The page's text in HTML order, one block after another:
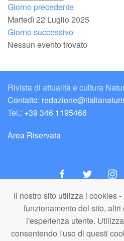
Il nostro sito utilizza i cookies
funzionamento del sito,
l'esperienza utente.
consentendo l'uso di questi
Giorno precedente
Martedì 22 Luglio 2025
Giorno successivo
Nessun evento trovato
Rivista di attualità e cultura
Contatto:
Tel.: +39 346 1195466
Area Riservata
italiaNATURISTA
Editore e Redazione
A.N.ITA. Associazione
C.F. 80203710159